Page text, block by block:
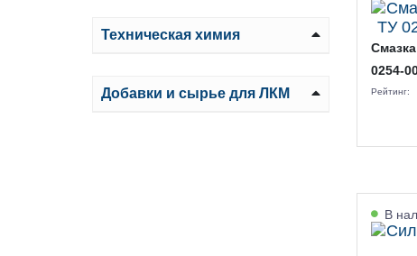
Техническая химия
Добавки и сырье для ЛКМ
0254-
Рейтинг:
В